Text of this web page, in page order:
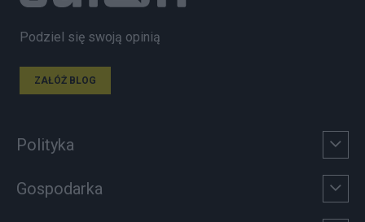
Podziel się swoją opinią
ZAŁÓŻ BLOG
Polityka
Gospodarka